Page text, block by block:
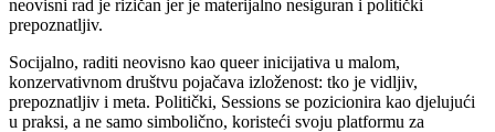
neovisni rad je rizičan jer je materijalno nesiguran i politički
prepoznatljiv.
Socijalno, raditi neovisno kao queer inicijativa u malom,
konzervativnom društvu pojačava izloženost: tko je vidljiv,
prepoznatljiv i meta. Politički, Sessions se pozicionira kao djelujući
u praksi, a ne samo simbolično, koristeći svoju platformu za